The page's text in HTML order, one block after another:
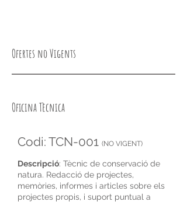
Ofertes no Vigents
Oficina Tècnica
Codi: TCN-001 (NO VIGENT)
Descripció: Tècnic de conservació de
natura. Redacció de projectes,
memòries, informes i articles sobre els
projectes propis, i suport puntual a